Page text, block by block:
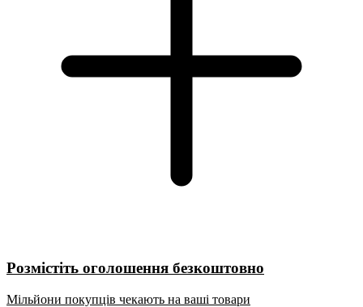
Розмістіть оголошення безкоштовно
Мільйони покупців чекають на ваші товари